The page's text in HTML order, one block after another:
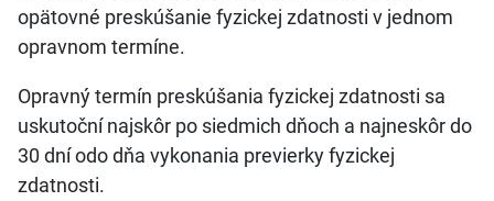
opätovné preskúšanie fyzickej zdatnosti v jednom
opravnom termíne.
Opravný termín preskúšania fyzickej zdatnosti sa
uskutoční najskôr po siedmich dňoch a najneskôr do
30 dní odo dňa vykonania previerky fyzickej
zdatnosti.